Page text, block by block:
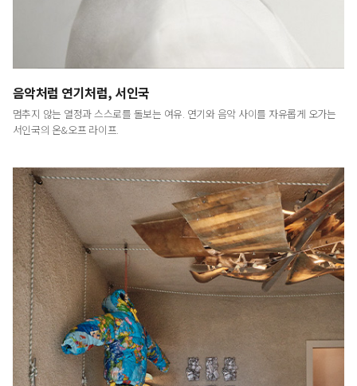
명품의 진정한 의미와 예술이 주는 감동을 전하는
멈추지 않는 열정과 스스로를 돌보는 여유. 연기와 음악 사이를 자유롭게 오가는
서인국의 온&오프 라이프.